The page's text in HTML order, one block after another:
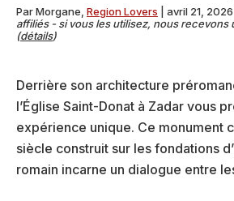
de
Claire
ParMorgane Region Lovers avril 21, 2026
affiliés - si vous les utilisez, nous
(détails)
Derrière son architecture
l’Église Saint-Donat à Zadar vous
expérience unique. Ce monument
siècle construit sur les fondations
romain incarne un dialogue entre